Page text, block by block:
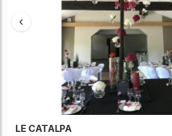
‹
LE CATALPA